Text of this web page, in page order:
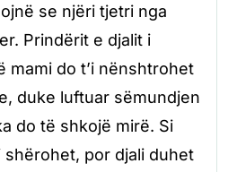
se njëri tjetri nga
Prindërit e djalit i
mami do t’i nënshtrohet
duke luftuar sëmundjen
do të shkojë mirë. Si
shërohet, por djali duhet